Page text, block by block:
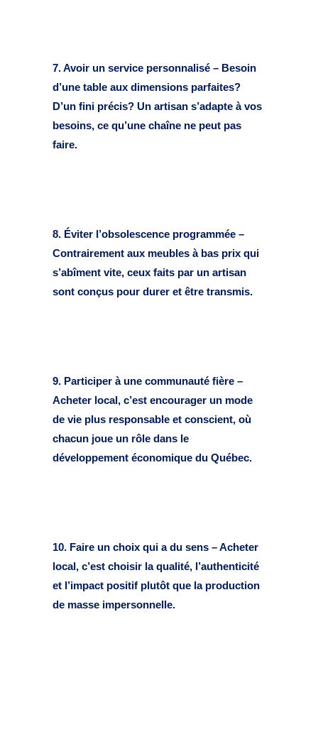
7. Avoir un service personnalisé – Besoin
d’une table aux dimensions parfaites?
D’un fini précis? Un artisan s’adapte à vos
besoins, ce qu’une chaîne ne peut pas
faire.
8. Éviter l’obsolescence programmée –
Contrairement aux meubles à bas prix qui
s’abîment vite, ceux faits par un artisan
sont conçus pour durer et être transmis.
9. Participer à une communauté fière –
Acheter local, c’est encourager un mode
de vie plus responsable et conscient, où
chacun joue un rôle dans le
développement économique du Québec.
10. Faire un choix qui a du sens – Acheter
local, c’est choisir la qualité, l’authenticité
et l’impact positif plutôt que la production
de masse impersonnelle.